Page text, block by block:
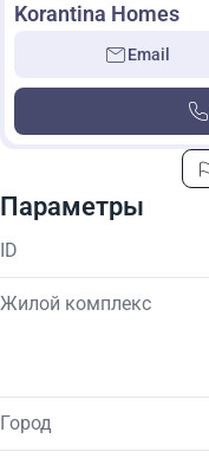
Korantina Homes
Email
Параметры
ID
Жилой комплекс
Город